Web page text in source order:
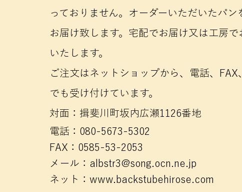
っておりません。オーダーいただいたパン
お届け致します。宅配でお届け又は工房で
いたします。
ご注文はネットショップから、電話、FAX
でも受け付けています。
対面：揖斐川町坂内広瀬1126番地
電話：080-5673-5302
FAX：0585-53-2053
メール： albstr3@song.ocn.ne.jp
ネット： www.backstubehirose.com